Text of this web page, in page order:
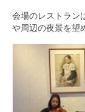
演奏会の歴史
出張演奏
九大フィル
団員専用ペー
会場のレストラン
や周辺の夜景を望